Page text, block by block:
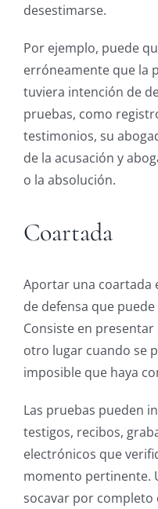
desestimarse.
Por ejemplo, puede
erróneamente que la
tuviera intención de
pruebas, como
testimonios, su
de la acusación y
o la absolución.
Coartada
Aportar una coartada
de defensa que
Consiste en
otro lugar cuando se
imposible que haya
Las pruebas pueden
testigos, recibos,
electrónicos que
momento pertinente.
socavar por completo